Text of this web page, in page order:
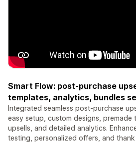
Smart Flow: post-purchase
templates, analytics, bundles
Integrated seamless post-purchase
easy setup, custom designs, premade
upsells, and detailed analytics.
testing, personalized offers, and